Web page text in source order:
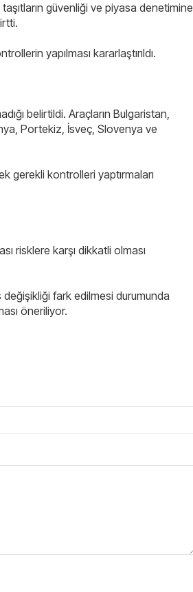
güvenliği ve piyasa denetimine
yapılması kararlaştırıldı.
belirtildi. Araçların Bulgaristan,
Portekiz, İsveç, Slovenya ve
gerekli kontrolleri yaptırmaları
risklere karşı dikkatli olması
fark edilmesi durumunda
öneriliyor.